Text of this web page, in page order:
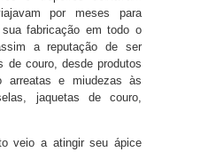
por meses para
fabricação em todo o
a reputação de ser
de couro, desde produtos
arreatas e miudezas às
jaquetas de couro,
veio a atingir seu ápice